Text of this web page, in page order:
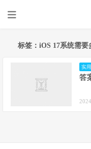
标签：iOS 17系统需要
实
答